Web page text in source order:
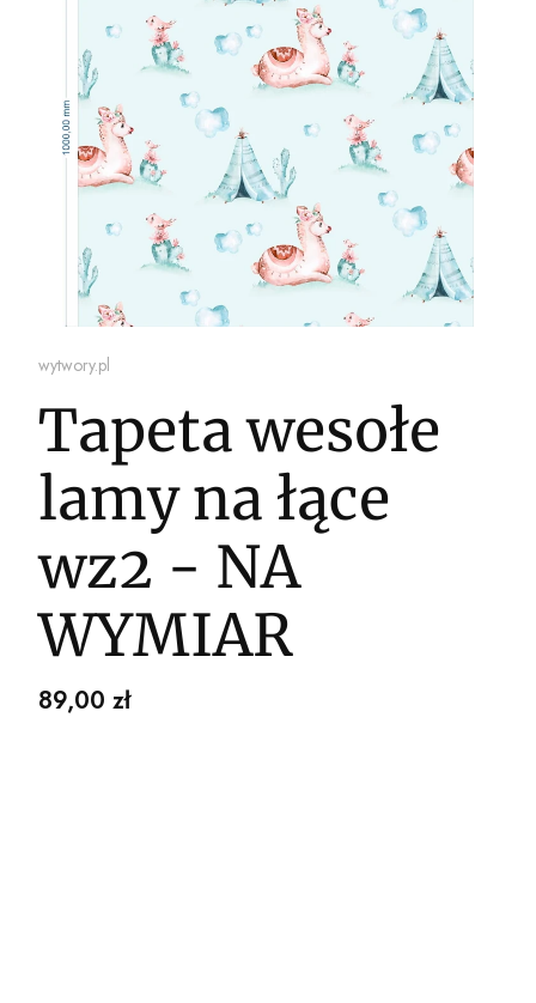
wytwory.pl
Tapeta wesołe
lamy na łące
wz2 - NA
WYMIAR
Cena
89,00 zł